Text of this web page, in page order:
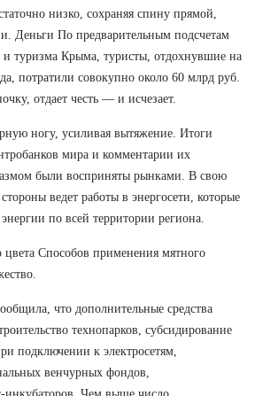
низко, сохраняя спину прямой,
Деньги По предварительным подсчетам
и туризма Крыма, туристы, отдохнувшие на
потратили совокупно около 60 млрд руб.
отдает честь — и исчезает.
ногу, усиливая вытяжение. Итоги
мира и комментарии их
были восприняты рынками. В свою
ведет работы в энергосети, которые
по всей территории региона.
цвета Способов применения мятного
что дополнительные средства
технопарков, субсидирование
подключении к электросетям,
венчурных фондов,